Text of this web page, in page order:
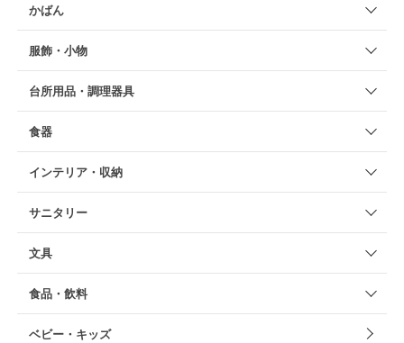
かばん
服飾・小物
台所用品・調理器具
食器
インテリア・収納
サニタリー
文具
食品・飲料
ベビー・キッズ